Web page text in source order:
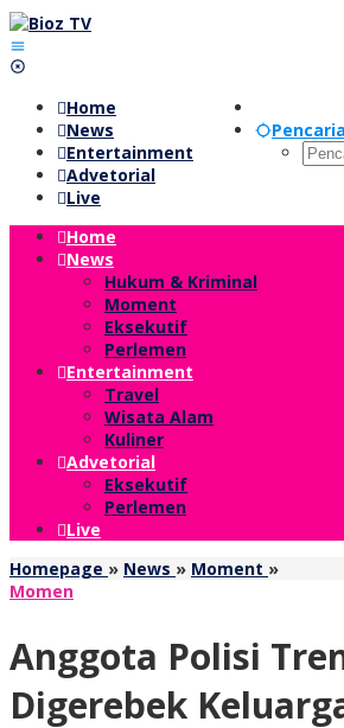
Lewati
ke
konten
Home
News
Entertainment
Advetorial
Live
Home
News
Hukum & Kriminal
Moment
Eksekutif
Perlemen
Entertainment
Travel
Wisata Alam
Kuliner
Advetorial
Eksekutif
Perlemen
Live
Homepage » News » Moment »Anggota
Wanita,
Momen
Anggota Polisi
Digerebek